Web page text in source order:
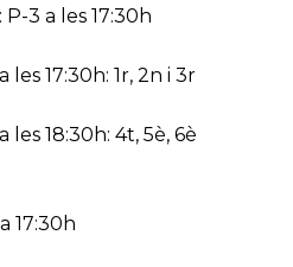
3 a les 17:30h
les 17:30h: 1r, 2n i 3r
les 18:30h: 4t, 5è, 6è
17:30h